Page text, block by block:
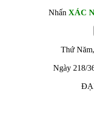
Nhấn XÁC
Thứ
Ngày 218/